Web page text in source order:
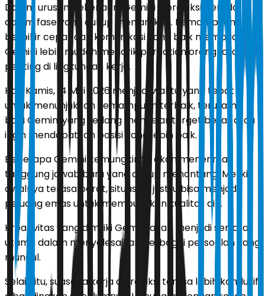
Dalam urusan pekerjaan, Gemini diprediksi berada
dalam fase yang cukup menjanjikan. Kemampuan
berpikir cepat dan komunikasi yang baik membuat
Gemini lebih mudah menarik perhatian orang-orang
penting di lingkungan kerja.
Hari Kamis, 14 Mei 2026 menjadi waktu yang tepat
untuk menunjukkan kemampuan terbaik, terutama
bagi Gemini yang sedang mengejar target besar atau
ingin mendapatkan posisi yang lebih baik.
Beberapa Gemini kemungkinan akan menerima
tanggung jawab baru yang cukup menantang. Meski
awalnya terasa berat, situasi ini justru bisa menjadi
peluang emas untuk membuktikan kualitas diri.
Kreativitas yang dimiliki Gemini akan menjadi senjata
utama dalam menyelesaikan berbagai persoalan yang
muncul.
Selain itu, suasana kerja diprediksi terasa lebih kondusif